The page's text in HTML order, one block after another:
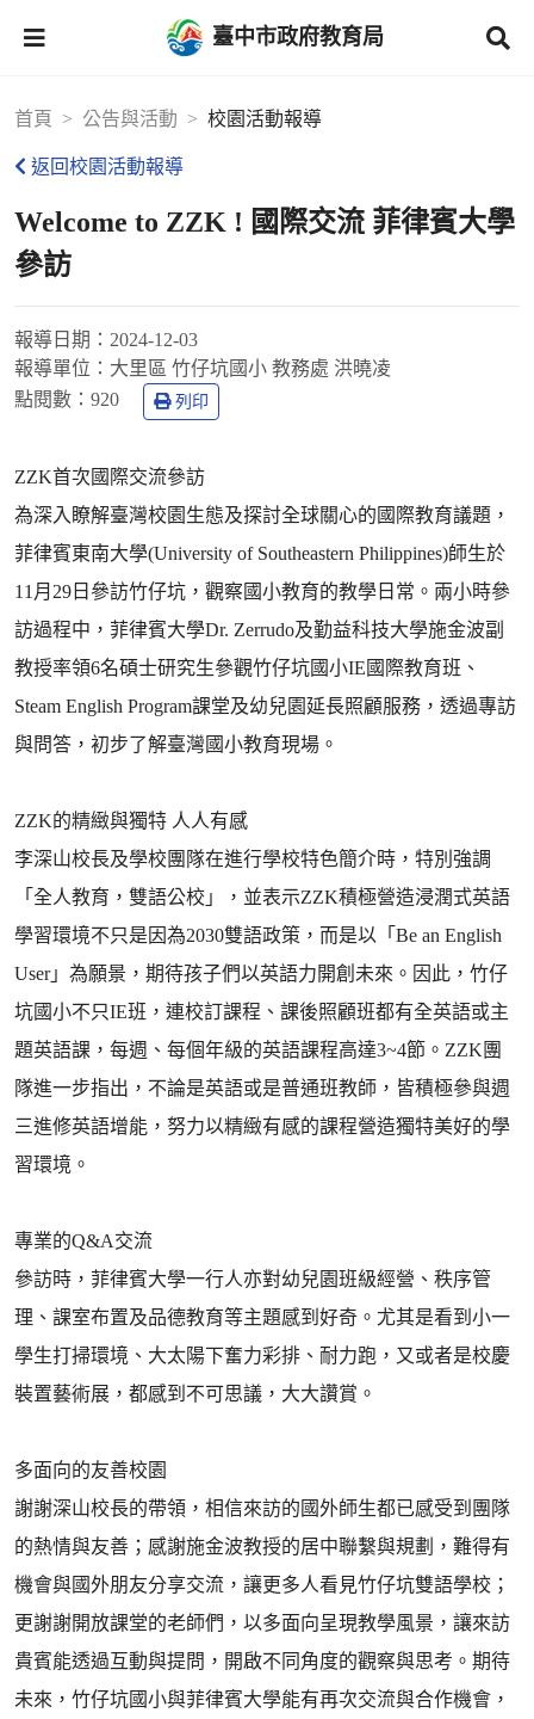
臺中市政府教育局
首頁 公告與活動 校園活動報導
返回校園活動報導
Welcome to ZZK ! 國際交流 菲律賓大學
參訪
報導日期： 2024-12-03
報導單位： 大里區 竹仔坑國小 教務處 洪曉凌
點閱數： 920 列印
ZZK首次國際交流參訪
為深入瞭解臺灣校園生態及探討全球關心的國際教育議題，
菲律賓東南大學(University of Southeastern Philippines)師生於
11月29日參訪竹仔坑，觀察國小教育的教學日常。兩小時參
訪過程中，菲律賓大學Dr. Zerrudo及勤益科技大學施金波副
教授率領6名碩士研究生參觀竹仔坑國小IE國際教育班、
Steam English Program課堂及幼兒園延長照顧服務，透過專訪
與問答，初步了解臺灣國小教育現場。
ZZK的精緻與獨特 人人有感
李深山校長及學校團隊在進行學校特色簡介時，特別強調
「全人教育，雙語公校」，並表示ZZK積極營造浸潤式英語
學習環境不只是因為2030雙語政策，而是以「Be an English
User」為願景，期待孩子們以英語力開創未來。因此，竹仔
坑國小不只IE班，連校訂課程、課後照顧班都有全英語或主
題英語課，每週、每個年級的英語課程高達3~4節。ZZK團
隊進一步指出，不論是英語或是普通班教師，皆積極參與週
三進修英語增能，努力以精緻有感的課程營造獨特美好的學
習環境。
專業的Q&A交流
參訪時，菲律賓大學一行人亦對幼兒園班級經營、秩序管
理、課室布置及品德教育等主題感到好奇。尤其是看到小一
學生打掃環境、大太陽下奮力彩排、耐力跑，又或者是校慶
裝置藝術展，都感到不可思議，大大讚賞。
多面向的友善校園
謝謝深山校長的帶領，相信來訪的國外師生都已感受到團隊
的熱情與友善；感謝施金波教授的居中聯繫與規劃，難得有
機會與國外朋友分享交流，讓更多人看見竹仔坑雙語學校；
更謝謝開放課堂的老師們，以多面向呈現教學風景，讓來訪
貴賓能透過互動與提問，開啟不同角度的觀察與思考。期待
未來，竹仔坑國小與菲律賓大學能有再次交流與合作機會，